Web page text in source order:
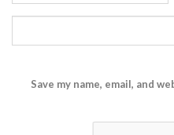
Save my name, email, and